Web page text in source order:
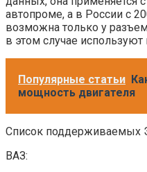
автопроме, а в России с
возможна только у
в этом случае используют
Популярные статьи
мощность двигателя
Список поддерживаемых
ВАЗ: